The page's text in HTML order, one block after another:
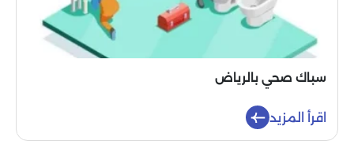
سباك صحي بالرياض
اقرأ المزيد